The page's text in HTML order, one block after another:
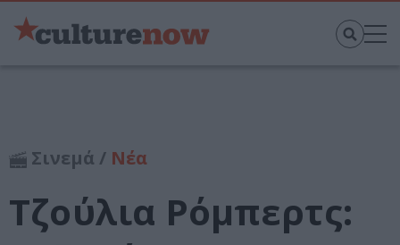
Σινεμά / Νέα
Τζούλια Ρόμπερτς: